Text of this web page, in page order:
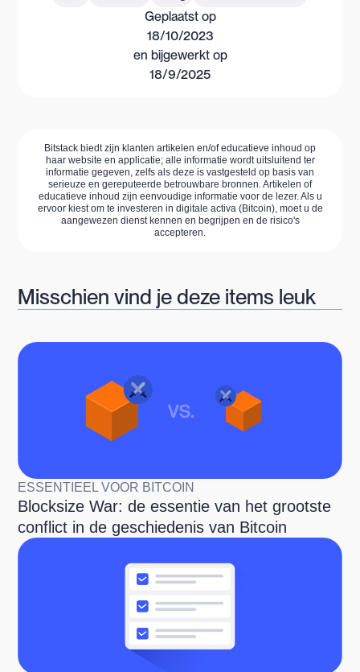
Geplaatst op
18/10/2023
en bijgewerkt op
18/9/2025
Bitstack biedt zijn klanten artikelen en/of educatieve inhoud op
haar website en applicatie; alle informatie wordt uitsluitend ter
informatie gegeven, zelfs als deze is vastgesteld op basis van
serieuze en gereputeerde betrouwbare bronnen. Artikelen of
educatieve inhoud zijn eenvoudige informatie voor de lezer. Als u
ervoor kiest om te investeren in digitale activa (Bitcoin), moet u de
aangewezen dienst kennen en begrijpen en de risico's
accepteren.
Misschien vind je deze items leuk
ESSENTIEEL VOOR BITCOIN
Blocksize War: de essentie van het grootste
conflict in de geschiedenis van Bitcoin